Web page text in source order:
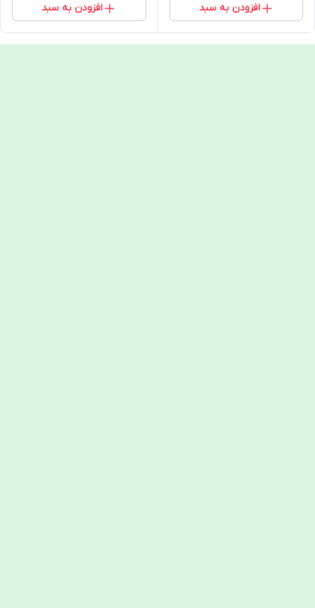
افزودن به سبد افزودن به سبد